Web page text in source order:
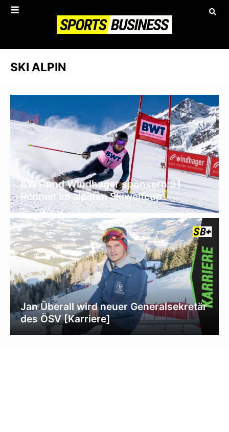
SKI ALPIN
BWT und Windhager sponsern 31
Rennen im alpinen Skiweltcup
Jan Überall wird neuer Generalsekretär
des ÖSV [Karriere]